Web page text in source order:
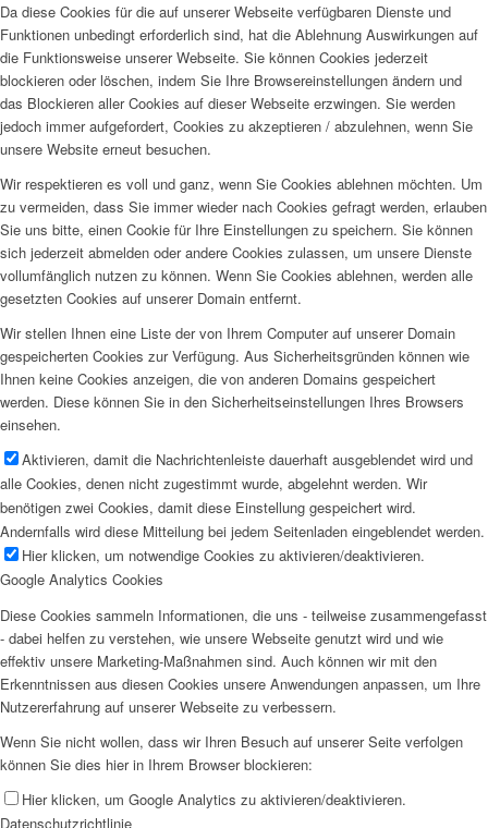
Da diese Cookies für die auf unserer Webseite verfügbaren Dienste und
Funktionen unbedingt erforderlich sind, hat die Ablehnung Auswirkungen auf
die Funktionsweise unserer Webseite. Sie können Cookies jederzeit
blockieren oder löschen, indem Sie Ihre Browsereinstellungen ändern und
das Blockieren aller Cookies auf dieser Webseite erzwingen. Sie werden
jedoch immer aufgefordert, Cookies zu akzeptieren / abzulehnen, wenn Sie
unsere Website erneut besuchen.
Wir respektieren es voll und ganz, wenn Sie Cookies ablehnen möchten. Um
zu vermeiden, dass Sie immer wieder nach Cookies gefragt werden, erlauben
Sie uns bitte, einen Cookie für Ihre Einstellungen zu speichern. Sie können
sich jederzeit abmelden oder andere Cookies zulassen, um unsere Dienste
vollumfänglich nutzen zu können. Wenn Sie Cookies ablehnen, werden alle
gesetzten Cookies auf unserer Domain entfernt.
Wir stellen Ihnen eine Liste der von Ihrem Computer auf unserer Domain
gespeicherten Cookies zur Verfügung. Aus Sicherheitsgründen können wie
Ihnen keine Cookies anzeigen, die von anderen Domains gespeichert
werden. Diese können Sie in den Sicherheitseinstellungen Ihres Browsers
einsehen.
Aktivieren, damit die Nachrichtenleiste dauerhaft ausgeblendet wird und
alle Cookies, denen nicht zugestimmt wurde, abgelehnt werden. Wir
benötigen zwei Cookies, damit diese Einstellung gespeichert wird.
Andernfalls wird diese Mitteilung bei jedem Seitenladen eingeblendet werden.
Hier klicken, um notwendige Cookies zu aktivieren/deaktivieren.
Google Analytics Cookies
Diese Cookies sammeln Informationen, die uns - teilweise zusammengefasst
- dabei helfen zu verstehen, wie unsere Webseite genutzt wird und wie
effektiv unsere Marketing-Maßnahmen sind. Auch können wir mit den
Erkenntnissen aus diesen Cookies unsere Anwendungen anpassen, um Ihre
Nutzererfahrung auf unserer Webseite zu verbessern.
Wenn Sie nicht wollen, dass wir Ihren Besuch auf unserer Seite verfolgen
können Sie dies hier in Ihrem Browser blockieren:
Hier klicken, um Google Analytics zu aktivieren/deaktivieren.
Datenschutzrichtlinie